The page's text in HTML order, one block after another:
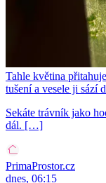
Tahle květina
tušení a vesele ji sází
Sekáte trávník jako
dál. […]
PrimaProstor.cz
dnes, 06:15